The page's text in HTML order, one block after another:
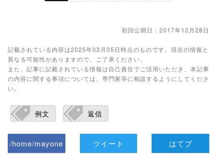
初回公開日：2017年12月28日
記載されている内容は2025年03月05日時点のものです。現在の情報と
異なる可能性がありますので、ご了承ください。
また、記事に記載されている情報は自己責任でご活用いただき、本記事
の内容に関する事項については、専門家等に相談するようにしてくださ
い。
例文 返信
/home/mayone
ツイート はてブ